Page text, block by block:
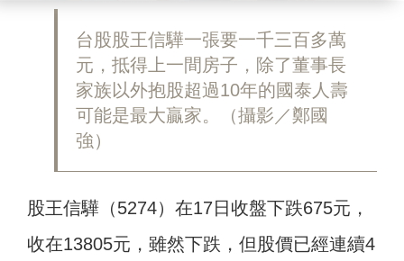
台股股王信驊一張要一千三百多萬
元，抵得上一間房子，除了董事長
家族以外抱股超過10年的國泰人壽
可能是最大贏家。（攝影／鄭國
強）
股王信驊（5274）在17日收盤下跌675元，
收在13805元，雖然下跌，但股價已經連續4